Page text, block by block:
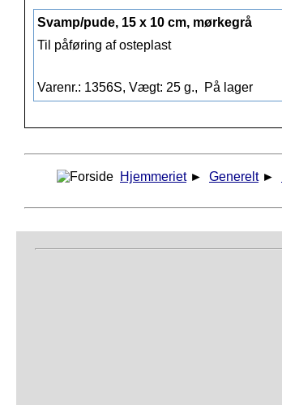
Svamp/pude, 15 x 10 cm, mørkegrå
Til påføring af osteplast
Varenr.: 1356S, Vægt: 25 g., På lager
Hjemmeriet ► Generelt ►